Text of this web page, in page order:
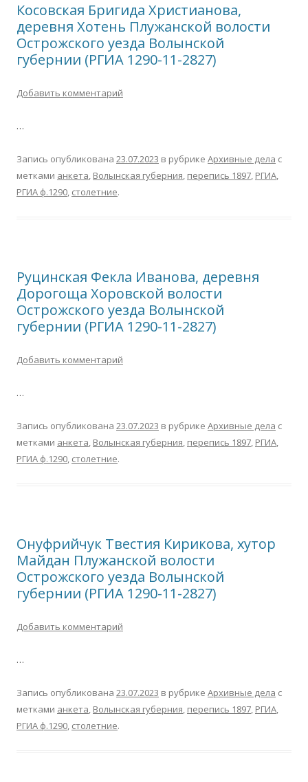
Косовская Бригида Христианова,
деревня Хотень Плужанской волости
Острожского уезда Волынской
губернии (РГИА 1290-11-2827)
Добавить комментарий
…
Запись опубликована 23.07.2023 в рубрике Архивные дела с
метками анкета, Волынская губерния, перепись 1897, РГИА,
РГИА ф.1290, столетние.
Руцинская Фекла Иванова, деревня
Дорогоща Хоровской волости
Острожского уезда Волынской
губернии (РГИА 1290-11-2827)
Добавить комментарий
…
Запись опубликована 23.07.2023 в рубрике Архивные дела с
метками анкета, Волынская губерния, перепись 1897, РГИА,
РГИА ф.1290, столетние.
Онуфрийчук Твестия Кирикова, хутор
Майдан Плужанской волости
Острожского уезда Волынской
губернии (РГИА 1290-11-2827)
Добавить комментарий
…
Запись опубликована 23.07.2023 в рубрике Архивные дела с
метками анкета, Волынская губерния, перепись 1897, РГИА,
РГИА ф.1290, столетние.